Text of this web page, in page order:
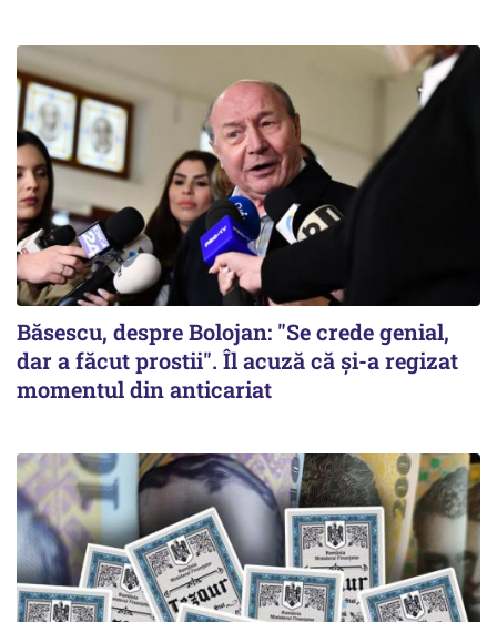
Băsescu, despre Bolojan: "Se crede genial,
dar a făcut prostii". Îl acuză că și-a regizat
momentul din anticariat